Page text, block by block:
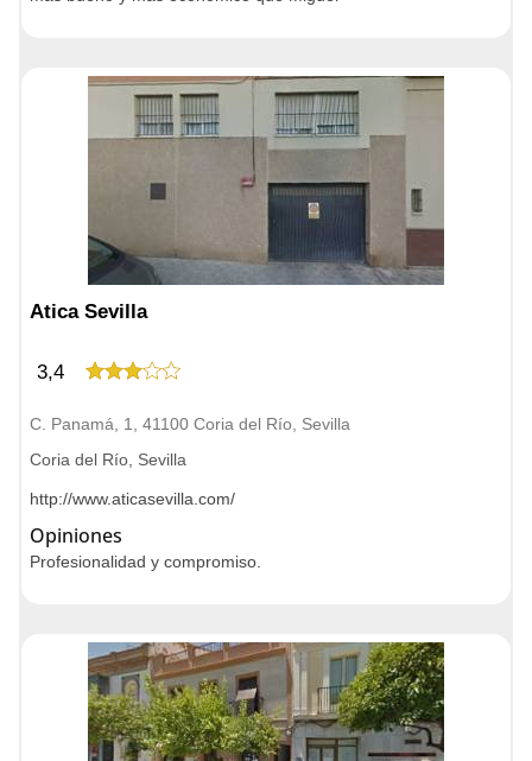
Atica Sevilla
3,4
C. Panamá, 1, 41100 Coria del Río, Sevilla
Coria del Río, Sevilla
http://www.aticasevilla.com/
Opiniones
Profesionalidad y compromiso.